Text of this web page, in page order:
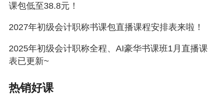
点击了解详情&优惠购课>>
课包低至38.8元！
2027年初级会计职称书课包直播课程安排表来啦！
2025年初级会计职称全程、AI豪华书课班1月直播课
表已更新~
热销好课